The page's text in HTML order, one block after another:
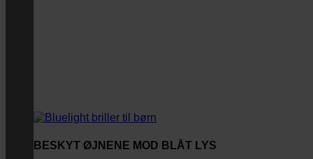
BESKYT ØJNENE MOD BLÅT LYS